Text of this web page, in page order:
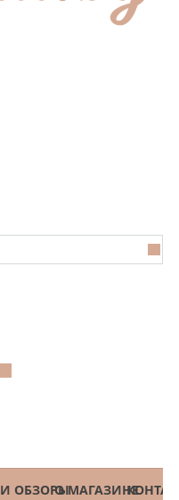
И ОБЗОРЫО МАГАЗИНЕ